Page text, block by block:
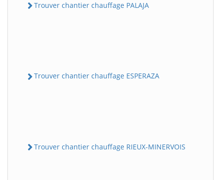
Trouver chantier chauffage PALAJA
Trouver chantier chauffage ESPERAZA
Trouver chantier chauffage RIEUX-MINERVOIS